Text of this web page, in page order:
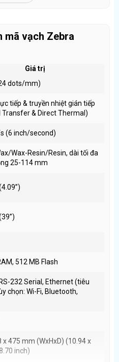
lượng vừa và lớn
môi trường công nghiệp
ERP/WMS
hình linh hoạt
hệ thống in tem hiệu quả hơn.
tạp mượt mà
vận hành dài hạn
mã vạch Zebra
Giá trị
dots/mm)
tiếp & truyền nhiệt gián tiếp
& Direct Thermal)
(6 inch/second)
Wax-Resin/Resin, dài tối đa
25-114 mm
512 MB Flash
232 Serial, Ethernet (tiêu
chọn: Wi-Fi, Bluetooth,
x 475 mm (WxHxD) (10.94 x
inch)